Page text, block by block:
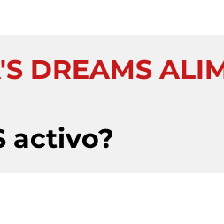
DREAMS
activo?